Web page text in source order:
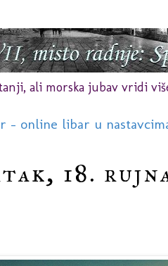
ali morska jubav vridi
- online libar u
18.